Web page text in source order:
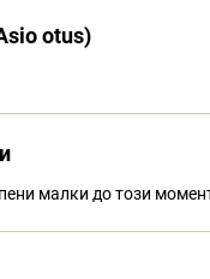
otus)
малки до този